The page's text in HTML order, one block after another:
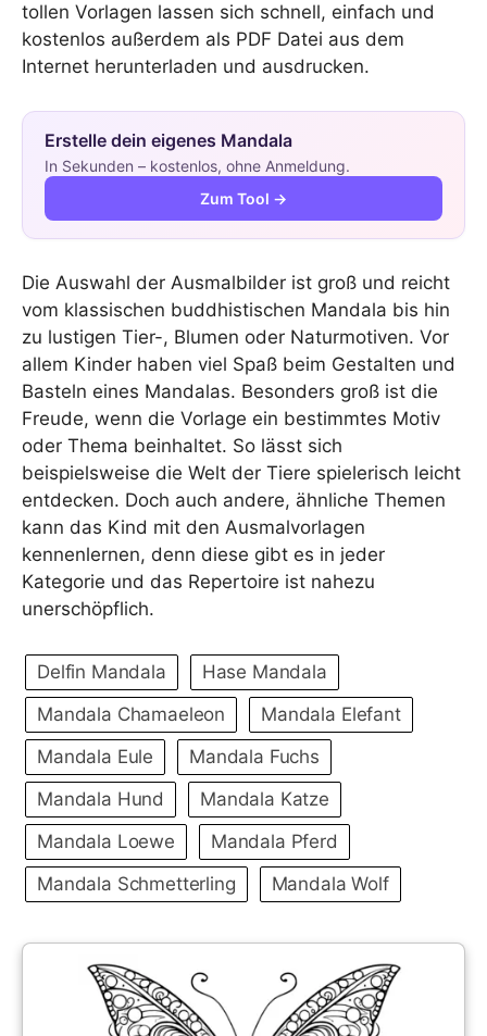
tollen Vorlagen lassen sich schnell, einfach und
kostenlos außerdem als PDF Datei aus dem
Internet herunterladen und ausdrucken.
Erstelle dein eigenes Mandala
In Sekunden – kostenlos, ohne Anmeldung.
Zum Tool →
Die Auswahl der Ausmalbilder ist groß und reicht
vom klassischen buddhistischen Mandala bis hin
zu lustigen Tier-, Blumen oder Naturmotiven. Vor
allem Kinder haben viel Spaß beim Gestalten und
Basteln eines Mandalas. Besonders groß ist die
Freude, wenn die Vorlage ein bestimmtes Motiv
oder Thema beinhaltet. So lässt sich
beispielsweise die Welt der Tiere spielerisch leicht
entdecken. Doch auch andere, ähnliche Themen
kann das Kind mit den Ausmalvorlagen
kennenlernen, denn diese gibt es in jeder
Kategorie und das Repertoire ist nahezu
unerschöpflich.
Delfin Mandala
Hase Mandala
Mandala Chamaeleon
Mandala Elefant
Mandala Eule
Mandala Fuchs
Mandala Hund
Mandala Katze
Mandala Loewe
Mandala Pferd
Mandala Schmetterling
Mandala Wolf